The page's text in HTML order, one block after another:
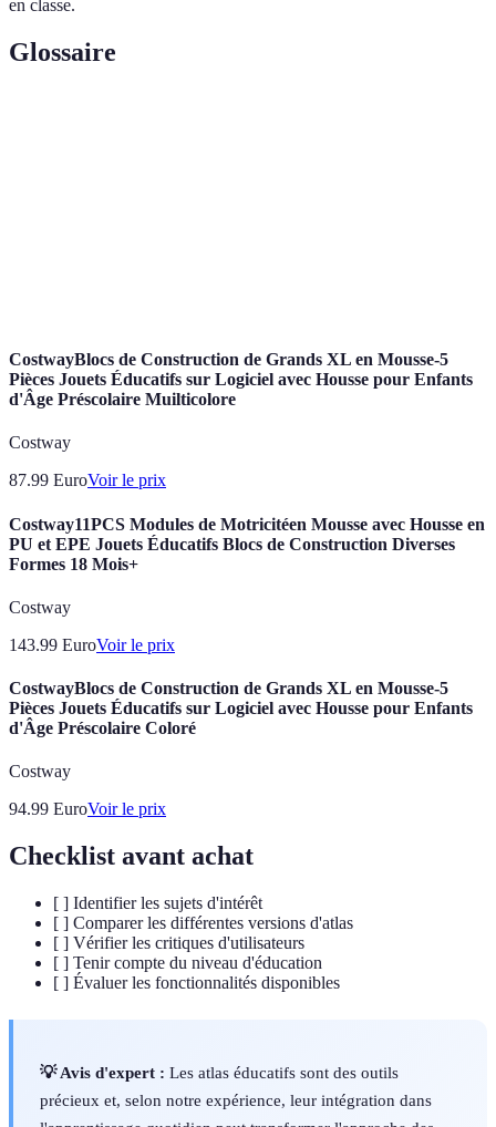
en classe.
Glossaire
CostwayBlocs de Construction de Grands XL en Mousse-5
Pièces Jouets Éducatifs sur Logiciel avec Housse pour Enfants
d'Âge Préscolaire Muilticolore
Costway
87.99 EuroVoir le prix
Costway11PCS Modules de Motricitéen Mousse avec Housse en
PU et EPE Jouets Éducatifs Blocs de Construction Diverses
Formes 18 Mois+
Costway
143.99 EuroVoir le prix
CostwayBlocs de Construction de Grands XL en Mousse-5
Pièces Jouets Éducatifs sur Logiciel avec Housse pour Enfants
d'Âge Préscolaire Coloré
Costway
94.99 EuroVoir le prix
Checklist avant achat
[ ] Identifier les sujets d'intérêt
[ ] Comparer les différentes versions d'atlas
[ ] Vérifier les critiques d'utilisateurs
[ ] Tenir compte du niveau d'éducation
[ ] Évaluer les fonctionnalités disponibles
💡 Avis d'expert : Les atlas éducatifs sont des outils
précieux et, selon notre expérience, leur intégration dans